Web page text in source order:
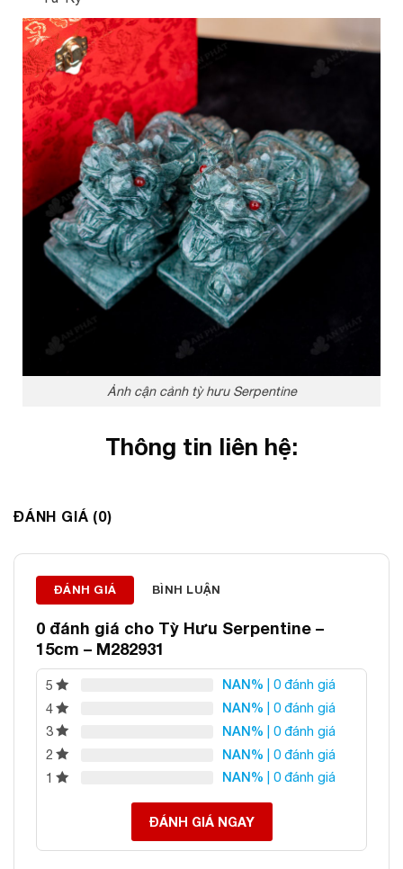
Ảnh cận cảnh tỳ hưu Serpentine
Thông tin liên hệ:
Email:daphongthuyanphat@gmail.com
ĐÁNH GIÁ (0)
ĐÁNH GIÁ BÌNH LUẬN
0 đánh giá cho Tỳ Hưu Serpentine –
15cm – M282931
5 NAN% | 0 đánh giá
4
NAN% | 0 đánh giá
3
NAN% | 0 đánh giá
2
NAN% | 0 đánh giá
1
NAN% | 0 đánh giá
ĐÁNH GIÁ NGAY